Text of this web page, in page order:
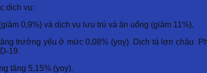
dịch vụ:
0,9%) và dịch vụ lưu trú và ăn uống (giảm 11%).
trưởng yếu ở mức 0,08% (yoy). Dịch tả lợn châu
19.
tăng 5,15% (yoy).